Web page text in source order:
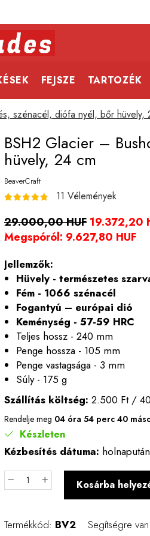
FEJSZE TARTOZÉK
szénacél, diófa nyél, bőr hüvely,
BSH2 Glacier –
hüvely, 24 cm
BeaverCraft
11 Vélemények
29.000,00 HUF 19.372,20
Megspóról: 9.627,80 HUF
Jellemzők:
Hüvely - természetes
Fém - 1066 szénacél
Fogantyú – európai dió
Keménység - 57-59 HRC
Teljes hossz - 240 mm
Penge hossza - 105 mm
Penge vastagsága - 3 mm
Súly - 175 g
Szállítás költség: 2.500 Ft /
Rendelje meg 04 óra 54 perc 39
Készleten
Kézbesítés dátuma:
Kosárba
Termékkód: BV2 Segítségre